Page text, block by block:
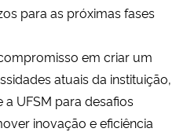
Direitos Humanos
para as próximas fases
em criar um
atuais da instituição,
UFSM para desafios
inovação e eficiência